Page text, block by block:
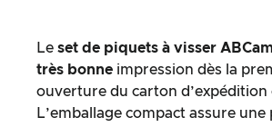
Le set de piquets à visser
très bonne impression dès la
ouverture du carton d’expédition
L’emballage compact assure